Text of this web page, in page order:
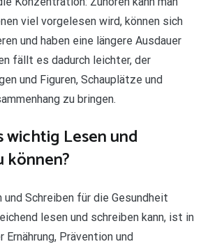
viel vorgelesen wird, können sich
und haben eine längere Ausdauer
fällt es dadurch leichter, der
und Figuren, Schauplätze und
zu bringen.
wichtig Lesen und
können?
und Schreiben für die Gesundheit
lesen und schreiben kann, ist in
Ernährung, Prävention und